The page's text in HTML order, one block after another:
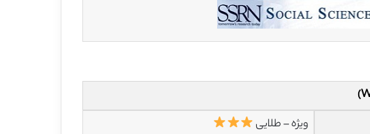
ویژه – طلایی